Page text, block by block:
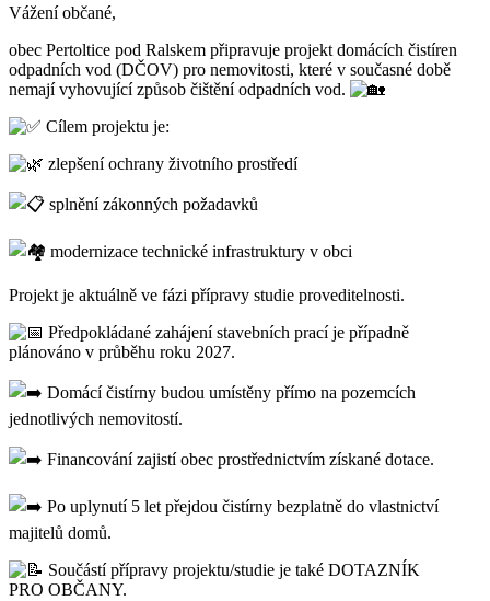
Vážení občané,
obec Pertoltice pod Ralskem připravuje projekt domácích čistíren
odpadních vod (DČOV) pro nemovitosti, které v současné době
nemají vyhovující způsob čištění odpadních vod.
Cílem projektu je:
zlepšení ochrany životního prostředí
splnění zákonných požadavků
modernizace technické infrastruktury v obci
Projekt je aktuálně ve fázi přípravy studie proveditelnosti.
Předpokládané zahájení stavebních prací je případně
plánováno v průběhu roku 2027.
Domácí čistírny budou umístěny přímo na pozemcích
jednotlivých nemovitostí.
Financování zajistí obec prostřednictvím získané dotace.
Po uplynutí 5 let přejdou čistírny bezplatně do vlastnictví
majitelů domů.
Součástí přípravy projektu/studie je také DOTAZNÍK
PRO OBČANY.